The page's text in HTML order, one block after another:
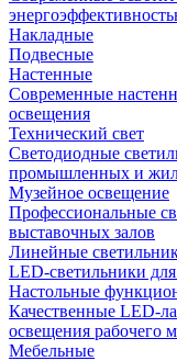
Накладные
Подвесные
Настенные
Современные
освещения
Технический свет
Светодиодные
промышленных и
Музейное освещение
Профессиональные
выставочных залов
Линейные
LED-светильники
Настольные
Качественные LED-
освещения рабочего
Мебельные